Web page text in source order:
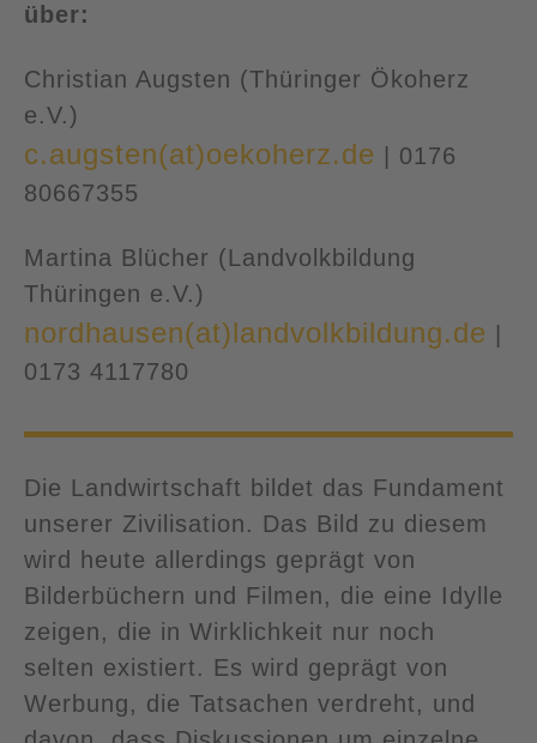
über:
Christian Augsten (Thüringer Ökoherz
e.V.)
c.augsten(at)oekoherz.de | 0176
80667355
Martina Blücher (Landvolkbildung
Thüringen e.V.)
nordhausen(at)landvolkbildung.de
0173 4117780
Die Landwirtschaft bildet das Fundament
unserer Zivilisation. Das Bild zu diesem
wird heute allerdings geprägt von
Bilderbüchern und Filmen, die eine Idylle
zeigen, die in Wirklichkeit nur noch
selten existiert. Es wird geprägt von
Werbung, die Tatsachen verdreht, und